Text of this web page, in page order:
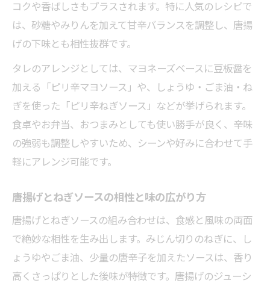
簡単に作れる唐揚げ旨辛ソースのポイント
唐揚げに合う豆板醤ピリ辛タレの活用術
唐揚げがジューシーになる唐辛子ソースの
工夫
唐揚げと豆板醤旨辛ソースの味わい方
唐揚げの旨味と唐辛子ソースの絶妙な調和
ねぎや豆板醤を使った簡単唐揚げアレンジ
唐揚げとねぎソースの手軽なアレンジ術
豆板醤で唐揚げをピリ辛にアレンジする方
法
唐揚げ豆板醤マヨネーズの簡単レシピ紹介
コクや香ばしさもプラスされます。特に人気のレシピで
は、砂糖やみりんを加えて甘辛バランスを調整し、唐揚
げの下味とも相性抜群です。
タレのアレンジとしては、マヨネーズベースに豆板醤を
加える「ピリ辛マヨソース」や、しょうゆ・ごま油・ね
ぎを使った「ピリ辛ねぎソース」などが挙げられます。
食卓やお弁当、おつまみとしても使い勝手が良く、辛味
の強弱も調整しやすいため、シーンや好みに合わせて手
軽にアレンジ可能です。
唐揚げとねぎソースの相性と味の広がり方
唐揚げとねぎソースの組み合わせは、食感と風味の両面
で絶妙な相性を生み出します。みじん切りのねぎに、し
ょうゆやごま油、少量の唐辛子を加えたソースは、香り
高くさっぱりとした後味が特徴です。唐揚げのジューシ